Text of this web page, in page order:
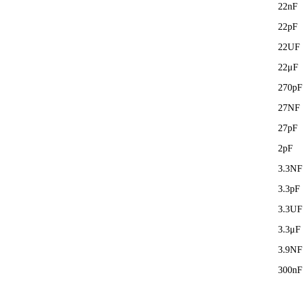
22nF
22pF
22UF
22μF
270pF
27NF
27pF
2pF
3.3NF
3.3pF
3.3UF
3.3μF
3.9NF
300nF